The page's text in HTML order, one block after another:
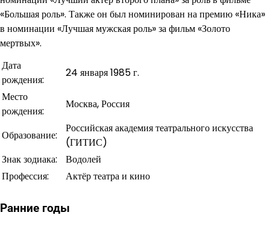
«Большая роль». Также он был номинирован на премию «Ника»
в номинации «Лучшая мужская роль» за фильм «Золото
мертвых».
Дата
рождения:
24 января 1985 г.
Место
рождения:
Москва, Россия
Образование:
Российская академия театрального искусства
(ГИТИС)
Знак зодиака:
Водолей
Профессия:
Актёр театра и кино
Ранние годы